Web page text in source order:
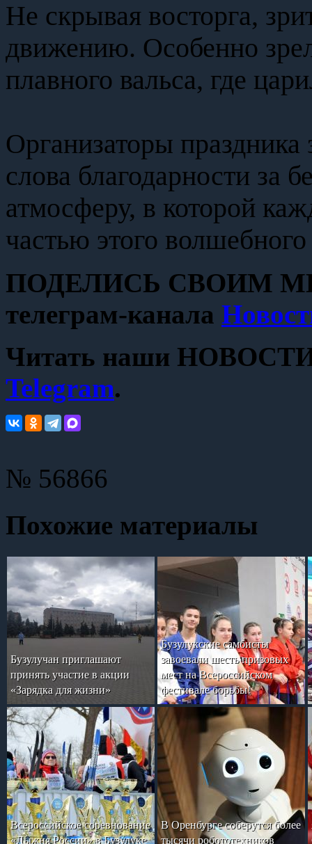
Не скрывая восторга,
движению. Особенно
плавного вальса, где
Организаторы
слова благодарности за
атмосферу, в которой
частью этого
ПОДЕЛИСЬ СВОИМ
телеграм-канала
Читать наши НОВОСТИ
Telegram.
№ 56866
Похожие материалы
Бузулучан приглашают
принять участие в акции
«Зарядка для жизни»
Бузулукские самбисты
завоевали шесть призовых
мест на Всероссийском
фестивале борьбы!
Всероссийское соревнование
«Лыжня России» в Бузулуке
В Оренбурге соберутся более
тысячи робототехников